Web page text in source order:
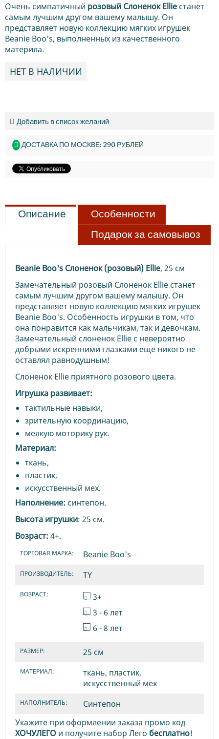
Очень симпатичный розовый Слоненок Ellie станет
самым лучшим другом вашему малышу. Он
представляет новую коллекцию мягких игрушек
Beanie Boo's, выполненных из качественного
материла.
НЕТ В НАЛИЧИИ
Добавить в список желаний
ДОСТАВКА ПО МОСКВЕ: 290 РУБЛЕЙ
Описание
Особенности
Подарок за самовывоз
Beanie Boo's Слоненок (розовый) Ellie, 25 см
Замечательный розовый Слоненок Ellie станет
самым лучшим другом вашему малышу. Он
представляет новую коллекцию мягких игрушек
Beanie Boo's. Особенность игрушки в том, что
она понравится как мальчикам, так и девочкам.
Замечательный слоненок Ellie с невероятно
добрыми искренними глазками еще никого не
оставлял равнодушным!
Слоненок Ellie приятного розового цвета.
Игрушка развивает:
тактильные навыки,
зрительную координацию,
мелкую моторику рук.
Материал:
ткань,
пластик,
искусственный мех.
Наполнение: синтепон.
Высота игрушки: 25 см.
Возраст: 4+.
ТОРГОВАЯ МАРКА: Beanie Boo's
ПРОИЗВОДИТЕЛЬ: TY
ВОЗРАСТ:
3+
3 - 6 лет
6 - 8 лет
РАЗМЕР: 25 см
МАТЕРИАЛ:
ткань, пластик,
искусственный мех
НАПОЛНИТЕЛЬ:
Синтепон
Укажите при оформлении заказа промо код
ХОЧУЛЕГО и получите набор Лего бесплатно!